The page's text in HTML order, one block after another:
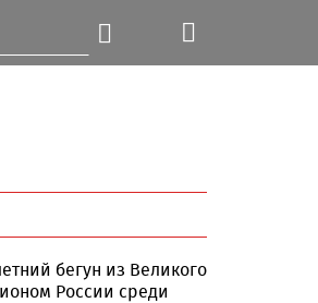
бегун из Великого
России среди